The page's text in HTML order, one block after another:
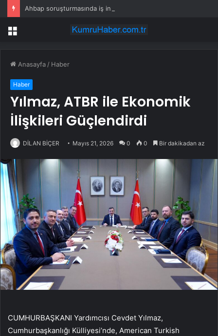
Menü
Anasayfa / Haber
Haber
Yılmaz, ATBR ile Ekonomik
İlişkileri Güçlendirdi
DİLAN BİÇER Mayıs 21, 2026 0 0 Bir dakikadan az
CUMHURBAŞKANI Yardımcısı Cevdet Yılmaz,
Cumhurbaşkanlığı Külliyesi’nde, American Turkish